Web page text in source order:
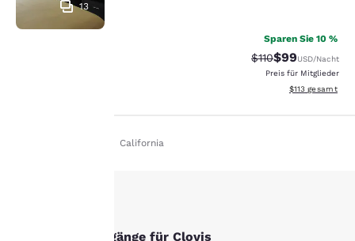
13
Sparen Sie 10 %
Durchgestrichener
$110Vergünstigter
$99USD/Nacht
Preis für Mitglieder
Geschätzte
$113 gesamt
California
Andere Suchvorgänge für Clovis